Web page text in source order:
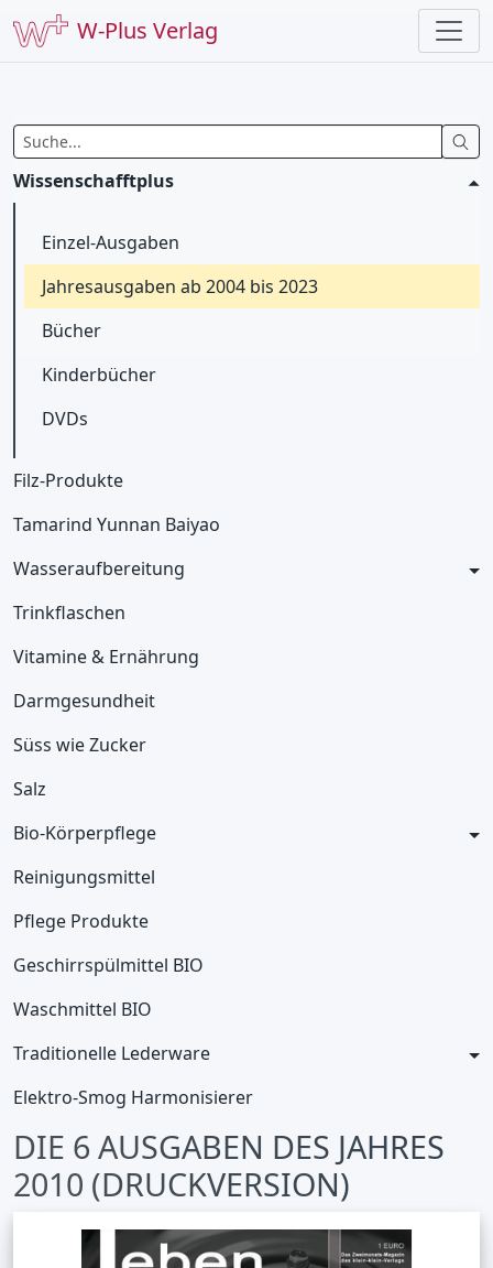
W-Plus Verlag
Wissenschafftplus
Einzel-Ausgaben
Jahresausgaben ab 2004 bis 2023
Bücher
Kinderbücher
DVDs
Filz-Produkte
Tamarind Yunnan Baiyao
Wasseraufbereitung
Trinkflaschen
Vitamine & Ernährung
Darmgesundheit
Süss wie Zucker
Salz
Bio-Körperpflege
Reinigungsmittel
Pflege Produkte
Geschirrspülmittel BIO
Waschmittel BIO
Traditionelle Lederware
Elektro-Smog Harmonisierer
DIE 6 AUSGABEN DES JAHRES
2010 (DRUCKVERSION)